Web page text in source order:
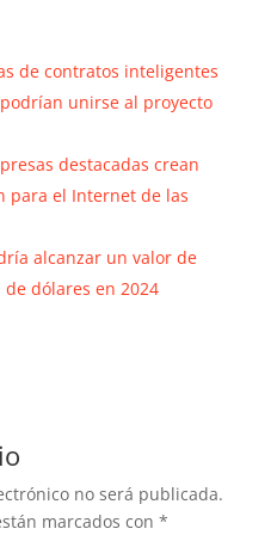
de contratos inteligentes
unirse al proyecto
destacadas crean
para el Internet de las
alcanzar un valor de
dólares en 2024
no será publicada.
marcados con *